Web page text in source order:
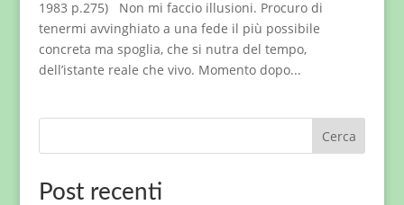
1983 p.275) Non mi faccio illusioni. Procuro di
tenermi avvinghiato a una fede il più possibile
concreta ma spoglia, che si nutra del tempo,
dell’istante reale che vivo. Momento dopo...
Cerca
Post recenti